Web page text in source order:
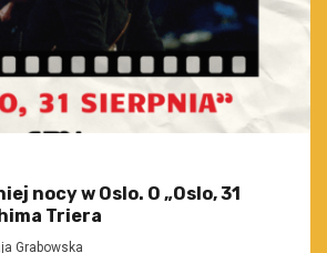
nocy w Oslo. O „Oslo, 31
Triera
Grabowska